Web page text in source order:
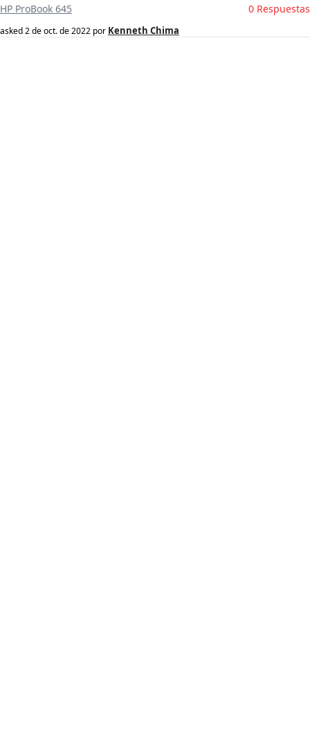
HP ProBook 645 0 Respuestas
asked2 de oct. de 2022 por Kenneth Chima